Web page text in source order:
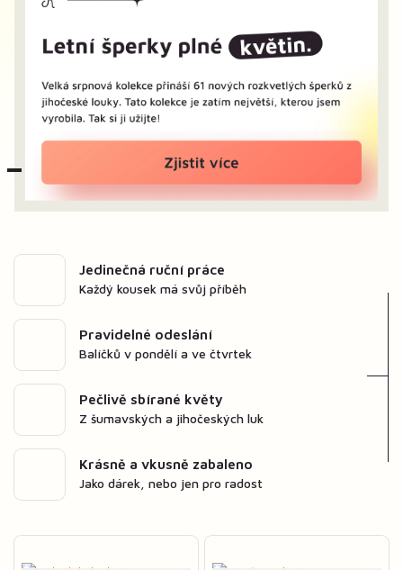
Jedinečná ruční práce
Každý kousek má svůj příběh
Pravidelné odeslání
Balíčků v pondělí a ve čtvrtek
Pečlivě sbírané květy
Z šumavských a jihočeských luk
Krásně a vkusně zabaleno
Jako dárek, nebo jen pro radost